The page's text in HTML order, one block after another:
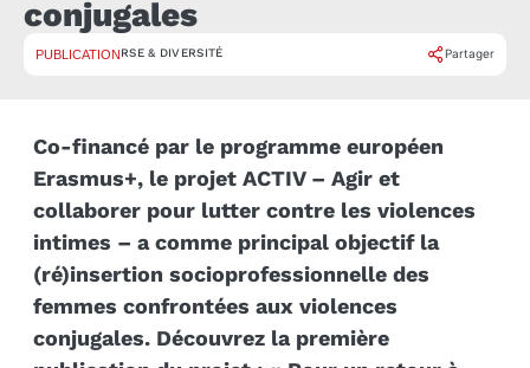
conjugales
PUBLICATIONRSE & DIVERSITÉ Partager
Co-financé par le programme européen
Erasmus+, le projet ACTIV – Agir et
collaborer pour lutter contre les violences
intimes – a comme principal objectif la
(ré)insertion socioprofessionnelle des
femmes confrontées aux violences
conjugales. Découvrez la première